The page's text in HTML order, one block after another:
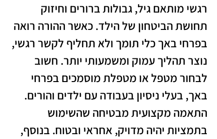
רגשי מותאם גיל, גבולות ברורים וחיזוק
תחושת הביטחון של הילד. כאשר ההורה רואה
בפרחי באך כלי תומך ולא תחליף לקשר רגשי,
נוצר תהליך עמוק ומשמעותי יותר. חשוב
לבחור מטפל או מטפלת מוסמכים בפרחי
באך, בעלי ניסיון בעבודה עם ילדים והורים.
התאמה מקצועית מבטיחה שהשימוש
בתמציות יהיה מדויק, אחראי ובטוח. בנוסף,